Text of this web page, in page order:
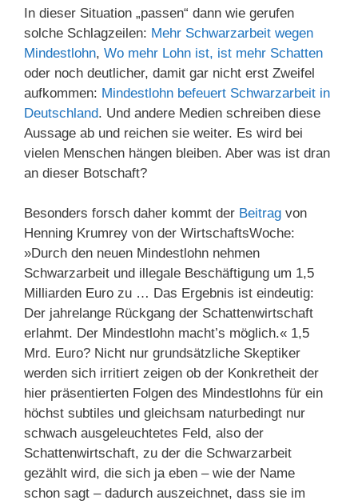
In dieser Situation „passen“ dann wie gerufen
solche Schlagzeilen: Mehr Schwarzarbeit wegen
Mindestlohn, Wo mehr Lohn ist, ist mehr Schatten
oder noch deutlicher, damit gar nicht erst Zweifel
aufkommen: Mindestlohn befeuert Schwarzarbeit in
Deutschland. Und andere Medien schreiben diese
Aussage ab und reichen sie weiter. Es wird bei
vielen Menschen hängen bleiben. Aber was ist dran
an dieser Botschaft?
Besonders forsch daher kommt der Beitrag von
Henning Krumrey von der WirtschaftsWoche:
»Durch den neuen Mindestlohn nehmen
Schwarzarbeit und illegale Beschäftigung um 1,5
Milliarden Euro zu … Das Ergebnis ist eindeutig:
Der jahrelange Rückgang der Schattenwirtschaft
erlahmt. Der Mindestlohn macht’s möglich.« 1,5
Mrd. Euro? Nicht nur grundsätzliche Skeptiker
werden sich irritiert zeigen ob der Konkretheit der
hier präsentierten Folgen des Mindestlohns für ein
höchst subtiles und gleichsam naturbedingt nur
schwach ausgeleuchtetes Feld, also der
Schattenwirtschaft, zu der die Schwarzarbeit
gezählt wird, die sich ja eben – wie der Name
schon sagt – dadurch auszeichnet, dass sie im